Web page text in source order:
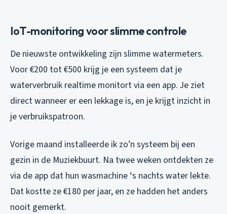
IoT-monitoring voor slimme controle
De nieuwste ontwikkeling zijn slimme watermeters.
Voor €200 tot €500 krijg je een systeem dat je
waterverbruik realtime monitort via een app. Je ziet
direct wanneer er een lekkage is, en je krijgt inzicht in
je verbruikspatroon.
Vorige maand installeerde ik zo’n systeem bij een
gezin in de Muziekbuurt. Na twee weken ontdekten ze
via de app dat hun wasmachine ‘s nachts water lekte.
Dat kostte ze €180 per jaar, en ze hadden het anders
nooit gemerkt.